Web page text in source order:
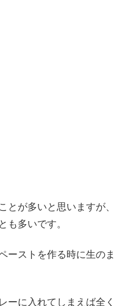
とが多いと思いますが、
も多いです。
ーストを作る時に生のま
ーに入れてしまえば全く